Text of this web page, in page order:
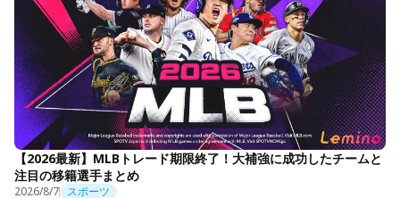
【2026最新】MLBトレード期限終了！大補強に成功したチームと
注目の移籍選手まとめ
2026/8/7 スポーツ